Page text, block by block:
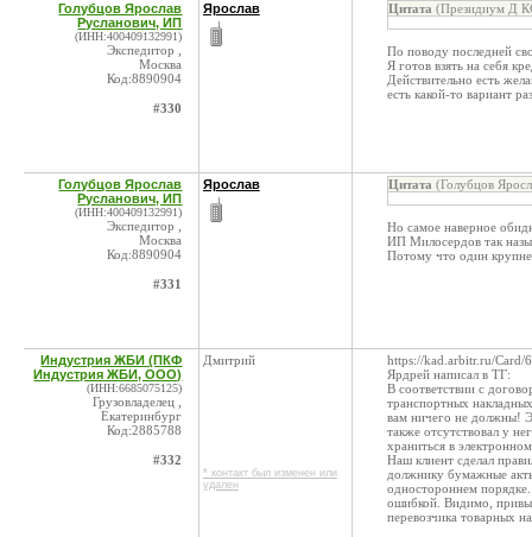
Голубцов Ярослав
Русланович, ИП
(ИНН:400409132991)
Экспедитор ,
Москва
Код:8890904
#330
Ярослав Цитата (Президиум Д
По поводу последней
Я готов взять на себя
Действительно есть
есть какой-то вариант
Голубцов Ярослав
Русланович, ИП
(ИНН:400409132991)
Экспедитор ,
Москва
Код:8890904
#331
Ярослав Цитата (Голубцов
Но самое наверное
ИП Милосердов так
Потому что один
Индустрия ЖБИ (ПКФ
Индустрия ЖБИ, ООО)
(ИНН:6685075125)
Грузовладелец ,
Екатеринбург
Код:2885788
#332
Дмитрий
* контакт был изменен или
удален
https://kad.arbitr.ru/Card/
Ярдрей написал в ТГ:
В соответствии с
транспортных
вам ничего не должны!
также отсутствовал у
храниться в
Наш клиент сделал
должнику бумажные
одностороннем
ошибкой. Видимо,
перевозчика товарных